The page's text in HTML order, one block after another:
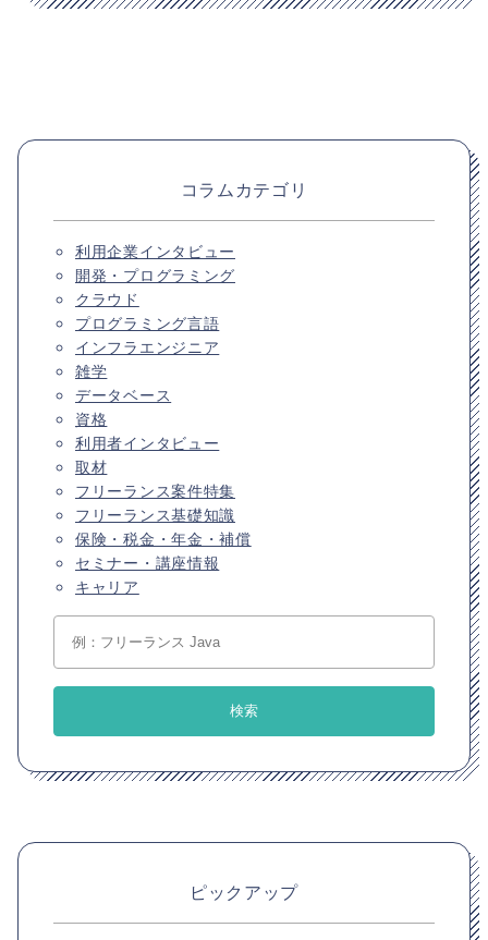
コラムカテゴリ
利用企業インタビュー
開発・プログラミング
クラウド
プログラミング言語
インフラエンジニア
雑学
データベース
資格
利用者インタビュー
取材
フリーランス案件特集
フリーランス基礎知識
保険・税金・年金・補償
セミナー・講座情報
キャリア
ピックアップ